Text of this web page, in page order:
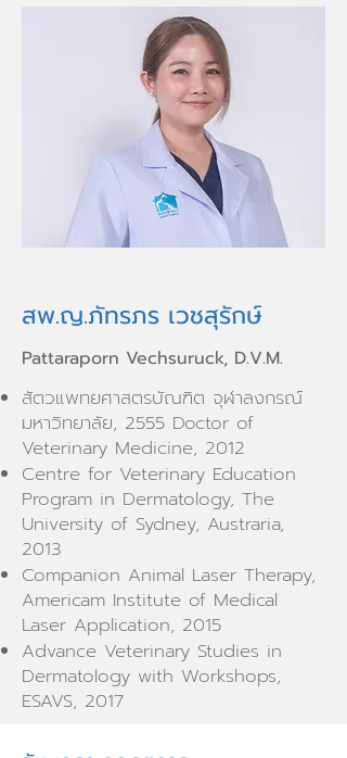
สพ.ญ.ภัทรภร เวชสุรักษ์
Pattaraporn Vechsuruck, D.V.M.
สัตวแพทยศาสตรบัณฑิต จุฬาลงกรณ์
มหาวิทยาลัย, 2555 Doctor of
Veterinary Medicine, 2012
Centre for Veterinary Education
Program in Dermatology, The
University of Sydney, Austraria,
2013
Companion Animal Laser Therapy,
Americam Institute of Medical
Laser Application, 2015
Advance Veterinary Studies in
Dermatology with Workshops,
ESAVS, 2017